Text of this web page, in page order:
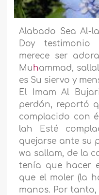
Alabado Sea Al-
Doy
merece ser
Mu hammad,
es Su siervo y
El Imam Al
perdón, reportó
complacido con
lah Esté
quejarse ante su
wa sallam, de la
tenía que hacer
que el moler (la
manos. Por